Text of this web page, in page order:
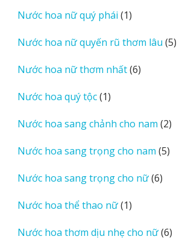
Nước hoa nữ quý phái 11
phẩm
Nước hoa nữ quyến rũ thơm lâu 55
Nước hoa nữ thơm nhất 66
Nước hoa quý tộc 11
phẩm
Nước hoa sang chảnh cho nam 22
phẩm
Nước hoa sang trọng cho nam 55
Nước hoa sang trọng cho nữ 66
Nước hoa thể thao nữ 11
phẩm
Nước hoa thơm dịu nhẹ cho nữ 66